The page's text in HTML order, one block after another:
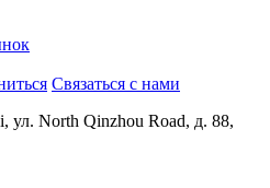
Связаться с нами
North Qinzhou Road, д. 88,